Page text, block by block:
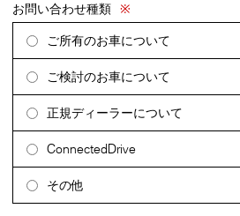
お問い合わせ種類 ※
ご所有のお車について
ご検討のお車について
正規ディーラーについて
ConnectedDrive
その他